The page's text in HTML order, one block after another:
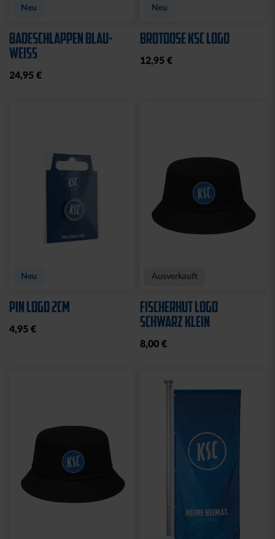
Neu
BADESCHLAPPEN BLAU-
WEISS
24,95 €
Neu
BROTDOSE KSC LOGO
12,95 €
Neu
PIN LOGO 2CM
4,95 €
Ausverkauft
FISCHERHUT LOGO
SCHWARZ KLEIN
8,00 €